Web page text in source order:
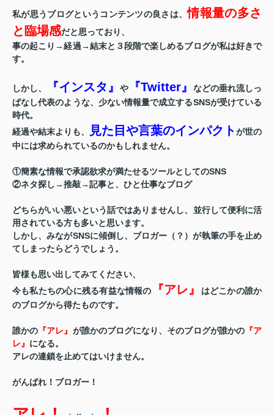
私が思うブログというコンテンツの良さは、情報量の多さ
と臨場感だと思っており、
事の起こり→経過→結末と３段階で楽しめるブログが私は好きで
す。
しかし、 『インスタ』 や 『Twitter』
などの垂れ流しっ
ぱなし代表のような、少ない情報量で成立するSNSが受けている
時代。
経過や結末よりも、
見た目や言葉のインパクトが世の
中には求められているのかもしれません。
①簡素な情報で承認欲求が満たせるツールとしてのSNS
②ネタ探し→推敲→記事と、ひと仕事なブログ
どちらがいい悪いという話ではありませんし、並行して便利に活
用されている方も多いと思います。
しかし、みながSNSに傾倒し、ブロガー（？）が執筆の手を止め
てしまったらどうでしょう。
皆様も思い出してみてください、
今も私たちの心に残る有益な情報の
『アレ』
はどこかの誰か
のブログから得たものです。
誰かの 『アレ』 が誰かのブログになり、そのブログが誰かの『ア
レ』 になる。
アレの連鎖を止めてはいけません。
がんばれ！ブロガー！